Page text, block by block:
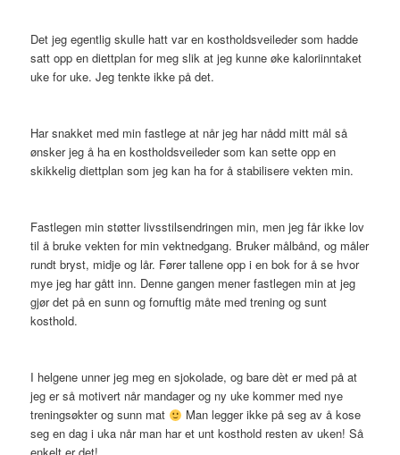
Det jeg egentlig skulle hatt var en kostholdsveileder som hadde
satt opp en diettplan for meg slik at jeg kunne øke kaloriinntaket
uke for uke. Jeg tenkte ikke på det.
Har snakket med min fastlege at når jeg har nådd mitt mål så
ønsker jeg å ha en kostholdsveileder som kan sette opp en
skikkelig diettplan som jeg kan ha for å stabilisere vekten min.
Fastlegen min støtter livsstilsendringen min, men jeg får ikke lov
til å bruke vekten for min vektnedgang. Bruker målbånd, og måler
rundt bryst, midje og lår. Fører tallene opp i en bok for å se hvor
mye jeg har gått inn. Denne gangen mener fastlegen min at jeg
gjør det på en sunn og fornuftig måte med trening og sunt
kosthold.
I helgene unner jeg meg en sjokolade, og bare dèt er med på at
jeg er så motivert når mandager og ny uke kommer med nye
treningsøkter og sunn mat
Man legger ikke på seg av å kose
seg en dag i uka når man har et unt kosthold resten av uken! Så